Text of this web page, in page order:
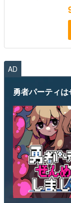
AD
勇者パーティは